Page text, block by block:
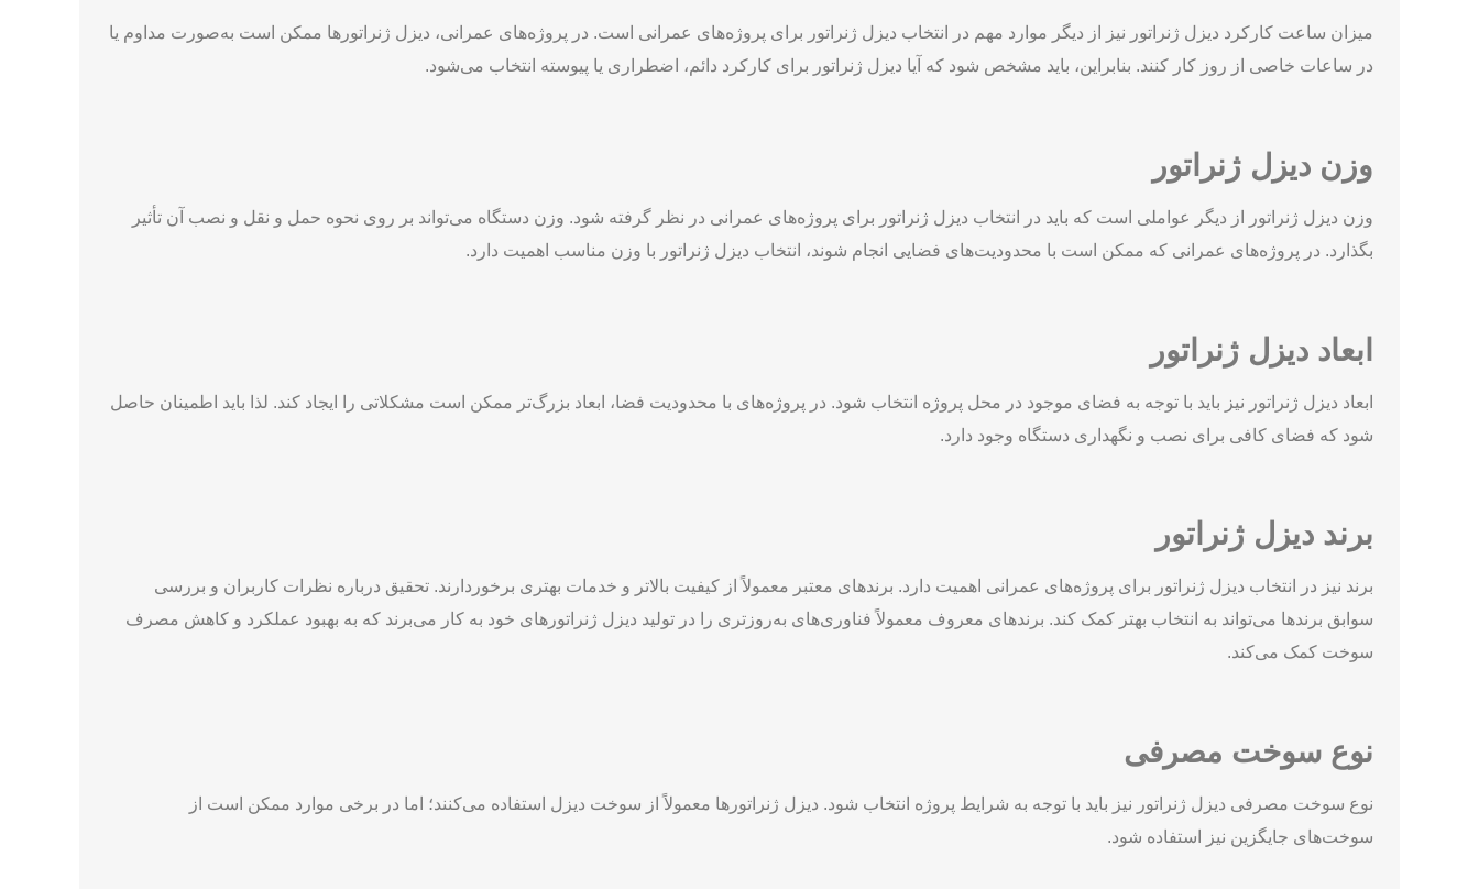
میزان ساعت کارکرد دیزل ژنراتور نیز از دیگر موارد مهم در انتخاب دیزل ژنراتور برای پروژه‌های عمرانی است. در پروژه‌های عمرانی، دیزل ژنراتورها ممکن است به‌صورت مداوم یا
در ساعات خاصی از روز کار کنند. بنابراین، باید مشخص شود که آیا دیزل ژنراتور برای کارکرد دائم، اضطراری یا پیوسته انتخاب می‌شود.
وزن دیزل ژنراتور
وزن دیزل ژنراتور از دیگر عواملی است که باید در انتخاب دیزل ژنراتور برای پروژه‌های عمرانی در نظر گرفته شود. وزن دستگاه می‌تواند بر روی نحوه حمل و نقل و نصب آن تأثیر
بگذارد. در پروژه‌های عمرانی که ممکن است با محدودیت‌های فضایی انجام شوند، انتخاب دیزل ژنراتور با وزن مناسب اهمیت دارد.
ابعاد دیزل ژنراتور
ابعاد دیزل ژنراتور نیز باید با توجه به فضای موجود در محل پروژه انتخاب شود. در پروژه‌های با محدودیت فضا، ابعاد بزرگ‌تر ممکن است مشکلاتی را ایجاد کند. لذا باید اطمینان حاصل
شود که فضای کافی برای نصب و نگهداری دستگاه وجود دارد.
برند دیزل ژنراتور
برند نیز در انتخاب دیزل ژنراتور برای پروژه‌های عمرانی اهمیت دارد. برندهای معتبر معمولاً از کیفیت بالاتر و خدمات بهتری برخوردارند. تحقیق درباره نظرات کاربران و بررسی
سوابق برندها می‌تواند به انتخاب بهتر کمک کند. برندهای معروف معمولاً فناوری‌های به‌روزتری را در تولید دیزل ژنراتورهای خود به کار می‌برند که به بهبود عملکرد و کاهش مصرف
سوخت کمک می‌کند.
نوع سوخت مصرفی
نوع سوخت مصرفی دیزل ژنراتور نیز باید با توجه به شرایط پروژه انتخاب شود. دیزل ژنراتورها معمولاً از سوخت دیزل استفاده می‌کنند؛ اما در برخی موارد ممکن است از
سوخت‌های جایگزین نیز استفاده شود.